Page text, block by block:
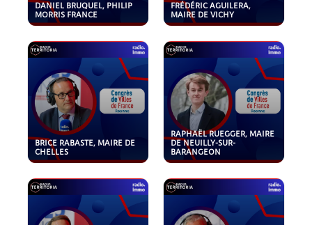
DANIEL BRUQUEL, PHILIP
MORRIS FRANCE
FRÉDÉRIC AGUILERA,
MAIRE DE VICHY
BRICE RABASTE, MAIRE DE
CHELLES
RAPHAËL RUEGGER, MAIRE
DE NEUILLY-SUR-
BARANGEON